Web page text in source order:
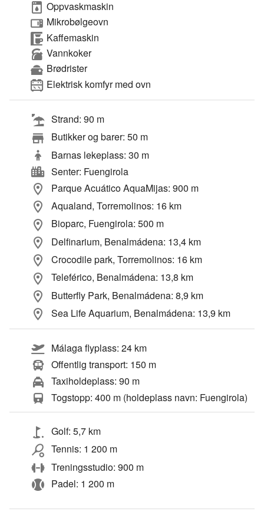
Oppvaskmaskin
Mikrobølgeovn
Kaffemaskin
Vannkoker
Brødrister
Elektrisk komfyr med ovn
Strand: 90 m
Butikker og barer: 50 m
Barnas lekeplass: 30 m
Senter: Fuengirola
Parque Acuático AquaMijas: 900 m
Aqualand, Torremolinos: 16 km
Bioparc, Fuengirola: 500 m
Delfinarium, Benalmádena: 13,4 km
Crocodile park, Torremolinos: 16 km
Teleférico, Benalmádena: 13,8 km
Butterfly Park, Benalmádena: 8,9 km
Sea Life Aquarium, Benalmádena: 13,9 km
Málaga flyplass: 24 km
Offentlig transport: 150 m
Taxiholdeplass: 90 m
Togstopp: 400 m (holdeplass navn: Fuengirola)
Golf: 5,7 km
Tennis: 1 200 m
Treningsstudio: 900 m
Padel: 1 200 m